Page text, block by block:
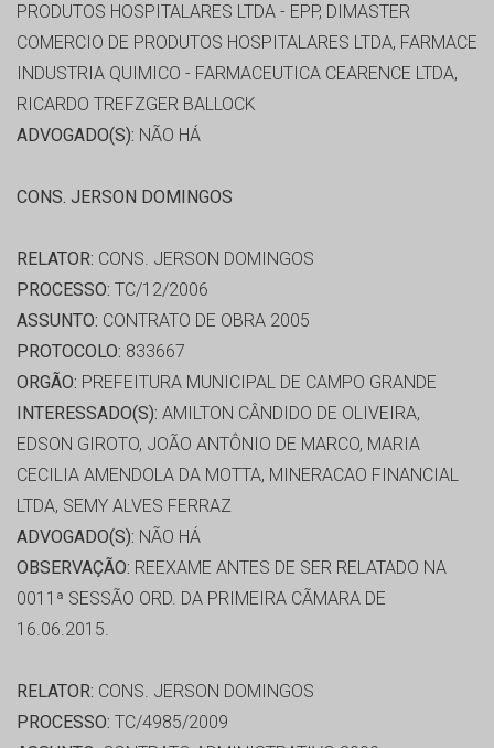
PRODUTOS HOSPITALARES LTDA - EPP, DIMASTER
COMERCIO DE PRODUTOS HOSPITALARES LTDA, FARMACE
INDUSTRIA QUIMICO - FARMACEUTICA CEARENCE LTDA,
RICARDO TREFZGER BALLOCK
ADVOGADO(S): NÃO HÁ
CONS. JERSON DOMINGOS
RELATOR: CONS. JERSON DOMINGOS
PROCESSO: TC/12/2006
ASSUNTO: CONTRATO DE OBRA 2005
PROTOCOLO: 833667
ORGÃO: PREFEITURA MUNICIPAL DE CAMPO GRANDE
INTERESSADO(S): AMILTON CÂNDIDO DE OLIVEIRA,
EDSON GIROTO, JOÃO ANTÔNIO DE MARCO, MARIA
CECILIA AMENDOLA DA MOTTA, MINERACAO FINANCIAL
LTDA, SEMY ALVES FERRAZ
ADVOGADO(S): NÃO HÁ
OBSERVAÇÃO: REEXAME ANTES DE SER RELATADO NA
0011ª SESSÃO ORD. DA PRIMEIRA CÃMARA DE
16.06.2015.
RELATOR: CONS. JERSON DOMINGOS
PROCESSO: TC/4985/2009